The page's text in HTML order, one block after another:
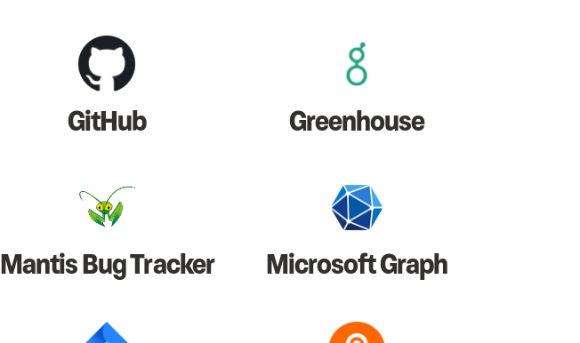
GitHub Greenhouse
Mantis Bug Tracker Microsoft Graph